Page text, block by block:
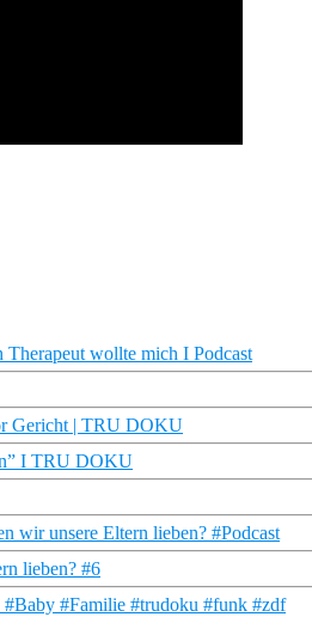
wollte mich I Podcast
Gericht | TRU DOKU
I TRU DOKU
wir unsere Eltern lieben? #Podcast
lieben? #6
#Familie #trudoku #funk #zdf